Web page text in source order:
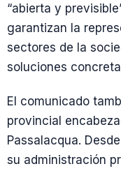
“abierta y
garantizan la
sectores de la
soluciones
El comunicado
provincial
Passalacqua.
su administración